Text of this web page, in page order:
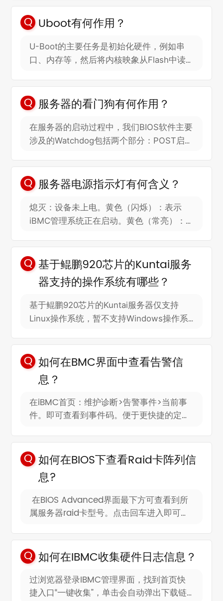
Uboot有何作用？
U-Boot的主要任务是初始化硬件，例如串
口、内存等，然后将内核映象从Flash中读
操作界面，主要目的是加载底层软件、调试
底层设备。
服务器的看门狗有何作用？
在服务器的启动过程中，我们BIOS软件主要
涉及的Watchdog包括两个部分：POST启动
Watchdog。Watchdog存在于BMC中，其
异常处理是由BMC实现的：BMC判断
Watchdog的异常情况，通过IPMI接口对服
务器进行下电或者重启等操作。
服务器电源指示灯有何含义？
熄灭：设备未上电。黄色（闪烁）：表示
iBMC管理系统正在启动。黄色（常亮）：
已正常上电
基于鲲鹏920芯片的Kuntai服务
器支持的操作系统有哪些？
基于鲲鹏920芯片的Kuntai服务器仅支持
Linux操作系统，暂不支持Windows操作系
如何在BMC界面中查看告警信
息？
在iBMC首页：维护诊断>告警事件>当前事
件。即可查看到事件码。便于更快捷的定位
如何在BIOS下查看Raid卡阵列信
息?
在BIOS Advanced界面最下方可查看到所
属服务器raid卡型号。点击回车进入即可查
如何在IBMC收集硬件日志信息？
过浏览器登录IBMC管理界面，找到首页快
捷入口“一键收集”，单击会自动弹出下载链